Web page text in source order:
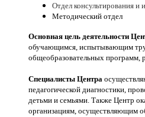
Отдел консультирования
Методический отдел
Основная цель деятельности
обучающимся, испытывающим
общеобразовательных программ,
Специалисты Центра
педагогической диагностики,
детьми и семьями. Также Центр
организациям, осуществляющим